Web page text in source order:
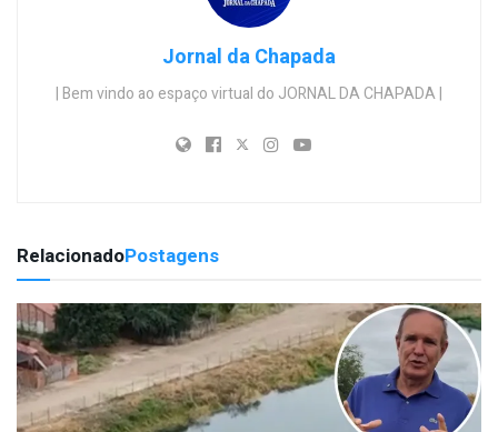
Jornal da Chapada
| Bem vindo ao espaço virtual do JORNAL DA CHAPADA |
RelacionadoPostagens